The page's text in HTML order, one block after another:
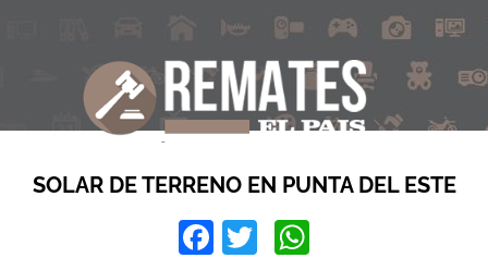
SOLAR DE TERRENO EN PUNTA DEL ESTE
Facebook
Twitter